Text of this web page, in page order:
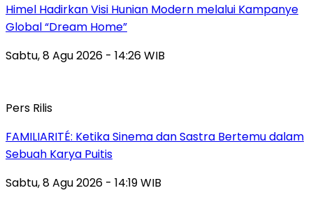
Himel Hadirkan Visi Hunian Modern melalui Kampanye
Global “Dream Home”
Sabtu, 8 Agu 2026 - 14:26 WIB
Pers Rilis
FAMILIARITÉ: Ketika Sinema dan Sastra Bertemu dalam
Sebuah Karya Puitis
Sabtu, 8 Agu 2026 - 14:19 WIB